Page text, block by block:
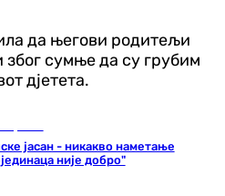
да његови родитељи
сумње да су грубим
дјетета.
јасан - никакво наметање
није добро"